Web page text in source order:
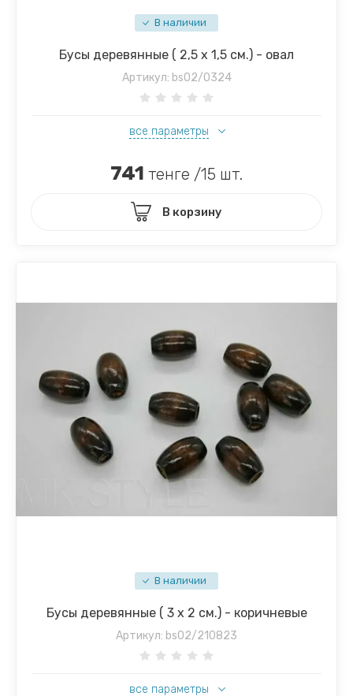
В наличии
Бусы деревянные ( 2,5 х 1,5 см.) - овал
Артикул: bs02/0324
все параметры
741 тенге /15 шт.
В корзину
В наличии
Бусы деревянные ( 3 х 2 см.) - коричневые
Артикул: bs02/210823
все параметры